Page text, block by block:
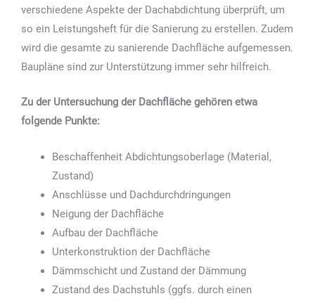
verschiedene Aspekte der Dachabdichtung überprüft, um
so ein Leistungsheft für die Sanierung zu erstellen. Zudem
wird die gesamte zu sanierende Dachfläche aufgemessen.
Baupläne sind zur Unterstützung immer sehr hilfreich.
Zu der Untersuchung der Dachfläche gehören etwa
folgende Punkte:
Beschaffenheit Abdichtungsoberlage (Material,
Zustand)
Anschlüsse und Dachdurchdringungen
Neigung der Dachfläche
Aufbau der Dachfläche
Unterkonstruktion der Dachfläche
Dämmschicht und Zustand der Dämmung
Zustand des Dachstuhls (ggfs. durch einen